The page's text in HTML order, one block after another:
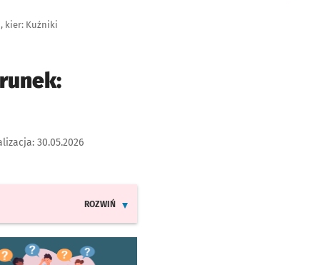
kier: Kuźniki
30.05.2026
ROZWIŃ